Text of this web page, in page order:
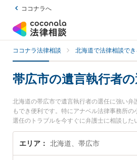
ココナラへ
ココナラ法律相談 北海道で法律相談で
帯広市の遺言執行者
北海道の帯広市で遺言執行者の選任に強い
もでき便利です。特にアナベル法律事務所
選任のトラブルを今すぐに弁護士に相談し
る帯広市内の弁護士に相談予約したい』な
エリア 北海道、帯広市